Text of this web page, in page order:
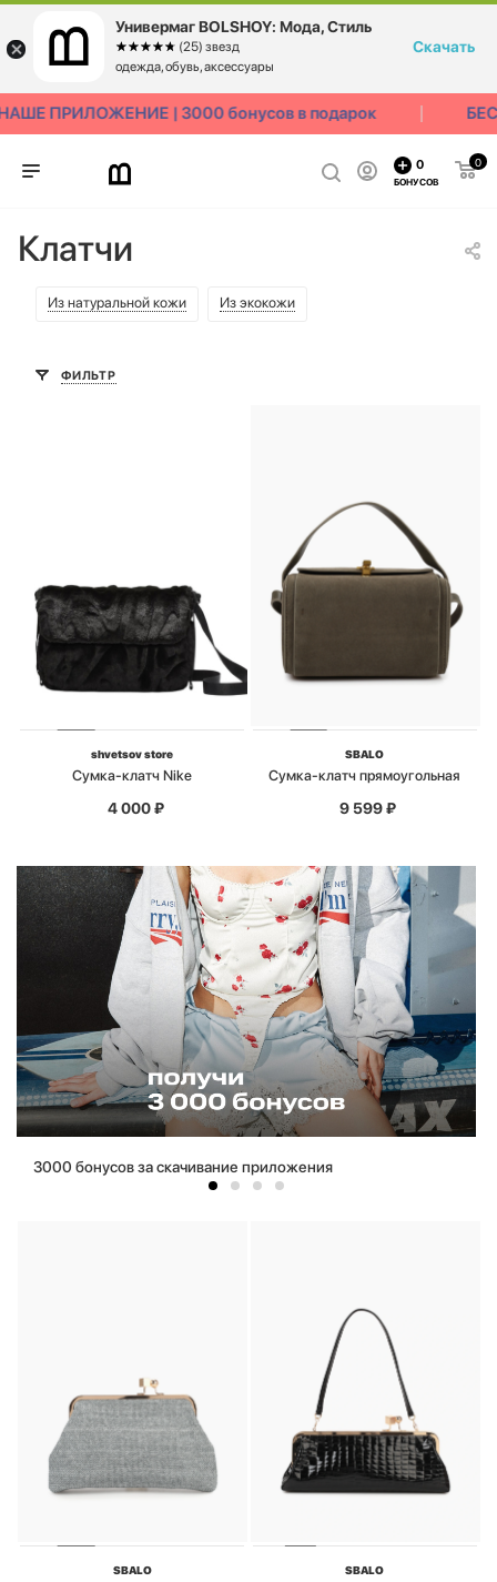
ПРИЛОЖЕНИЕ | 3000 бонусов в подарок
0
0
БОНУСОВ
Клатчи
Из натуральной кожи Из экокожи
ФИЛЬТР
shvetsov store
Сумка-клатч Nike
4 000₽
SBALO
Сумка-клатч прямоугольная
9 599₽
3000 бонусов за скачивание приложения
SBALO SBALO
Универмаг BOLSHOY: Мода, Стиль
☆☆☆☆☆
★★★★★ (25) звезд
одежда, обувь, аксессуары
Скачать